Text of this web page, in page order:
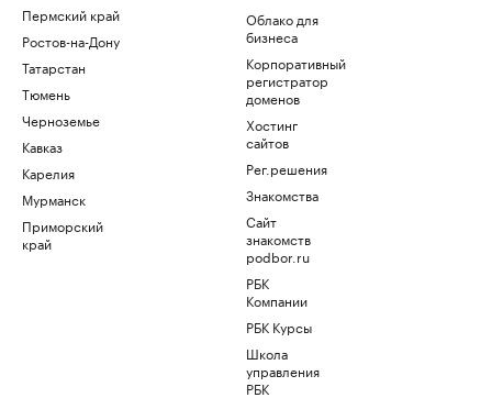
Пермский край
Ростов-на-Дону
Татарстан
Тюмень
Черноземье
Кавказ
Карелия
Мурманск
Приморский
край
Облако для
бизнеса
Корпоративный
регистратор
доменов
Хостинг
сайтов
Рег.решения
Знакомства
Сайт
знакомств
podbor.ru
РБК
Компании
РБК Курсы
Школа
управления
РБК